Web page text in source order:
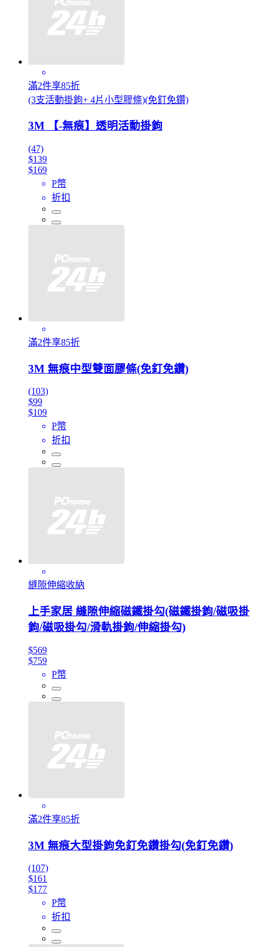
滿2件享85折
(3支活動掛鉤+ 4片小型膠條)(免釘免鑽)
3M 【-無痕】透明活動掛鉤
(47)
$139
$169
P幣
折扣
滿2件享85折
3M 無痕中型雙面膠條(免釘免鑽)
(103)
$99
$109
P幣
折扣
縫隙伸縮收納
上手家居 縫隙伸縮磁鐵掛勾(磁鐵掛鉤/磁吸掛
鉤/磁吸掛勾/滑軌掛鉤/伸縮掛勾)
$569
$759
P幣
滿2件享85折
3M 無痕大型掛鉤免釘免鑽掛勾(免釘免鑽)
(107)
$161
$177
P幣
折扣